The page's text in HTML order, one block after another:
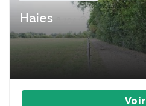
Haies
Voir